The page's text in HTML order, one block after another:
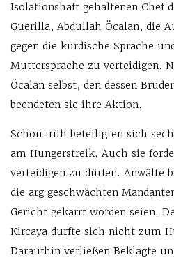
Isolationshaft gehaltenen Chef
Guerilla, Abdullah Öcalan, die
gegen die kurdische Sprache
Muttersprache zu verteidigen.
Öcalan selbst, den dessen
beendeten sie ihre Aktion.
Schon früh beteiligten sich
am Hungerstreik. Auch sie
verteidigen zu dürfen. Anwälte
die arg geschwächten
Gericht gekarrt worden seien.
Kircaya durfte sich nicht zum
Daraufhin verließen Beklagte